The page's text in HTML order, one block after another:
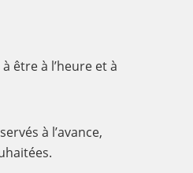
être à l’heure et à
à l’avance,